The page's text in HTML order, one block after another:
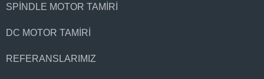
SPINDLE MOTOR TAMIRI
DC MOTOR TAMIRI
REFERANSLARIMIZ